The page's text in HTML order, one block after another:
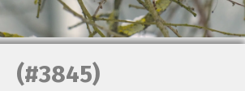
(#3845)